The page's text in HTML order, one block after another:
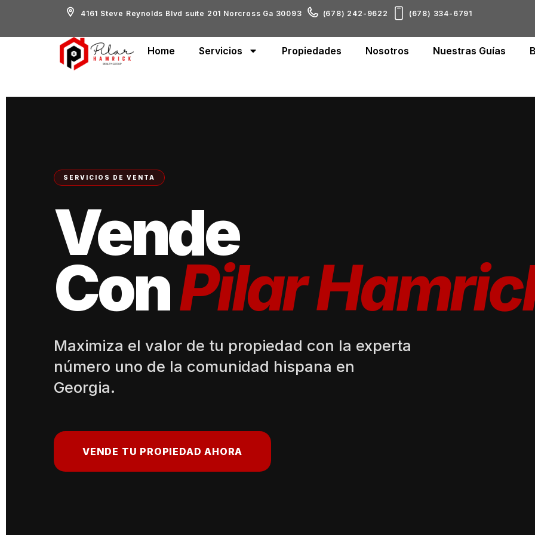
4161 Steve Reynolds Blvd suite 201 Norcross Ga 30093 (678) 242-9622 (678) 334-6791
Home Servicios Propiedades Nosotros Nuestras Guías
SERVICIOS DE VENTA
Vende
ConPilar
Maximiza el valor de tu propiedad con la experta
número uno de la comunidad hispana en
Georgia.
VENDE TU PROPIEDAD AHORA